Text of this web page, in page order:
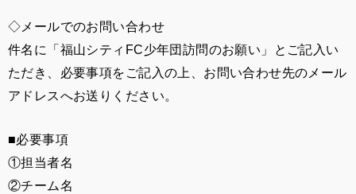
◇メールでのお問い合わせ
件名に「福山シティFC少年団訪問のお願い」とご記入い
ただき、必要事項をご記入の上、お問い合わせ先のメール
アドレスへお送りください。
■必要事項
①担当者名
②チーム名